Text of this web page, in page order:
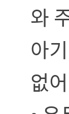
와
아
없